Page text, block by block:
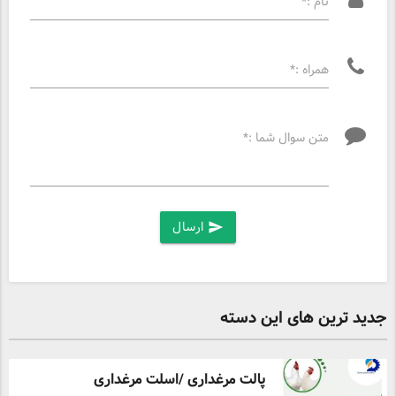
همراه :*
متن سوال شما :*
send
جدید ترین های این دسته
پالت مرغداری /اسلت مرغداری